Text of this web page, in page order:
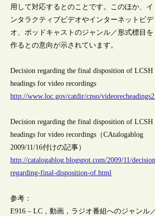
用して対応するとのことです。このほか、イ
ンタラクティブビデオやインターネットビデ
オ、ポッドキャストのジャンル／形式標目を
作るとの意向が示されています。
Decision regarding the final disposition of LCSH
headings for video recordings
http://www.loc.gov/catdir/cpso/
Decision regarding the final disposition of LCSH
headings for video recordings（CAtalogablog
2009/11/16付けの記事）
http://catalogablog.blogspot.com/2009/11/
regarding-final-disposition-of.html
参考：
E916 – LC，動画，ラジオ番組へのジャンル